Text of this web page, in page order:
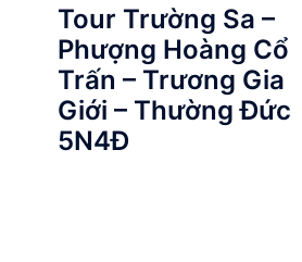
Tour Trường Sa –
Phượng Hoàng Cổ
Trấn – Trương Gia
Giới – Thường Đức
5N4Đ